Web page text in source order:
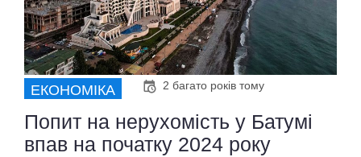
ЕКОНОМІКА 2 багато років тому
Попит на нерухомість у Батумі
впав на початку 2024 року